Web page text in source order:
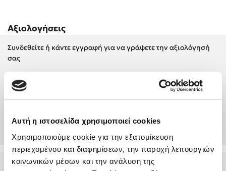
Αυτή η ιστοσελίδα χρησιμοποιεί cookies
Χρησιμοποιούμε cookie για την εξατομίκευση
περιεχομένου και διαφημίσεων, την παροχή λειτουργιών
κοινωνικών μέσων και την ανάλυση της
Βιβλίου στο Πεδίον του Άρεως
Ο Βαγγέλης Ηλιόπουλος & η Τζένη Κουτσοδημητροπούλου στο
54o Φεστιβάλ Βιβλίου στο Πεδίον του Άρεως
Αξιολογήσεις
Συνδεθείτε ή κάντε εγγραφή για να γράψετε την αξιολόγησή
σας
Δημιουργία Λογαριασμού